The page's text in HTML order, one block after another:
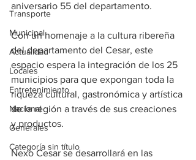
Transporte
Municipal
Actualidad
Locales
Entretenimiento
Nacional
Generales
Categoría sin título
aniversario 55 del departamento.
Con un homenaje a la cultura ribereña
del departamento del Cesar, este
espacio espera la integración de los 25
municipios para que expongan toda la
riqueza cultural, gastronómica y artística
de la región a través de sus creaciones
y productos.
Nexo Cesar se desarrollará en las